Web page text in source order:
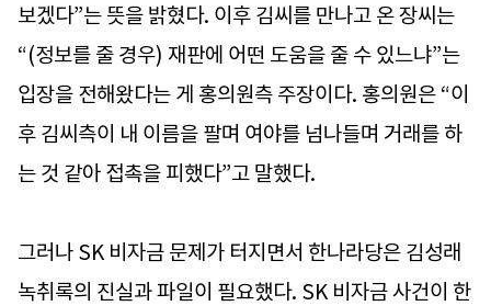
보겠다”는 뜻을 밝혔다. 이후 김씨를 만나고 온 장씨는
“(정보를 줄 경우) 재판에 어떤 도움을 줄 수 있느냐”는
입장을 전해왔다는 게 홍의원측 주장이다. 홍의원은 “이
후 김씨측이 내 이름을 팔며 여야를 넘나들며 거래를 하
는 것 같아 접촉을 피했다”고 말했다.
그러나 SK 비자금 문제가 터지면서 한나라당은 김성래
녹취록의 진실과 파일이 필요했다. SK 비자금 사건이 한